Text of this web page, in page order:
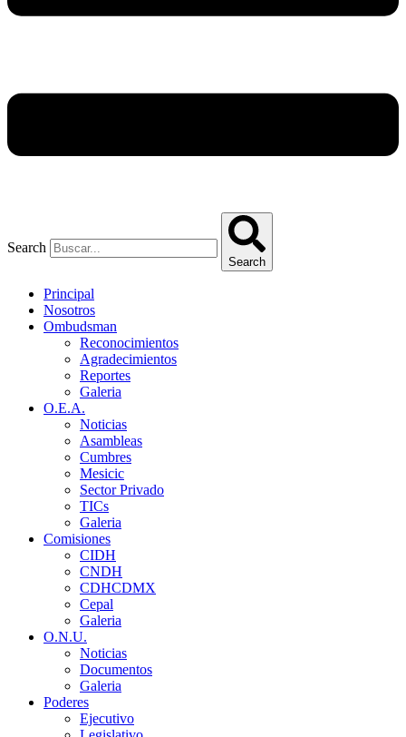
Search
Search
Principal
Nosotros
Ombudsman
Reconocimientos
Agradecimientos
Reportes
Galeria
O.E.A.
Noticias
Asambleas
Cumbres
Mesicic
Sector Privado
TICs
Galeria
Comisiones
CIDH
CNDH
CDHCDMX
Cepal
Galeria
O.N.U.
Noticias
Documentos
Galeria
Poderes
Ejecutivo